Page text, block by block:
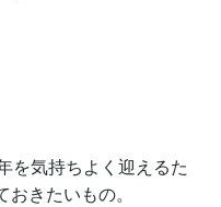
を気持ちよく迎えるた
きたいもの。